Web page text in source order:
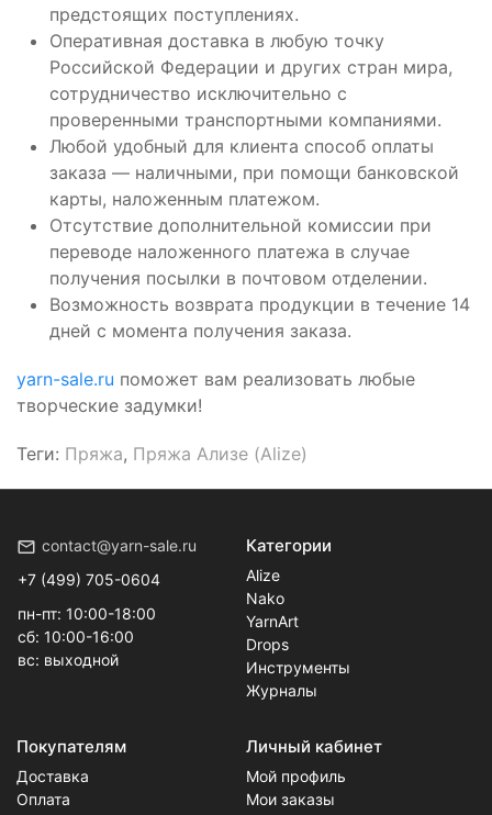
предстоящих поступлениях.
Оперативная доставка в любую точку
Российской Федерации и других стран мира,
сотрудничество исключительно с
проверенными транспортными компаниями.
Любой удобный для клиента способ оплаты
заказа — наличными, при помощи банковской
карты, наложенным платежом.
Отсутствие дополнительной комиссии при
переводе наложенного платежа в случае
получения посылки в почтовом отделении.
Возможность возврата продукции в течение 14
дней с момента получения заказа.
yarn-sale.ru поможет вам реализовать любые
творческие задумки!
Теги: Пряжа, Пряжа Ализе (Alize)
contact@yarn-sale.ru
+7 (499) 705-0604
пн-пт: 10:00-18:00
сб: 10:00-16:00
вс: выходной
Категории
Alize
Nako
YarnArt
Drops
Инструменты
Журналы
Покупателям
Доставка
Оплата
Личный кабинет
Мой профиль
Мои заказы